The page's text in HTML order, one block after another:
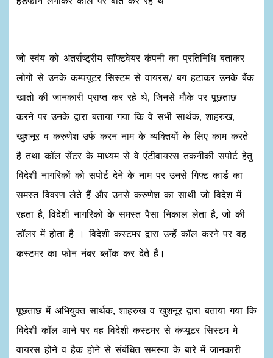
जो स्वंय को अंतर्राष्ट्रीय सॉफ्टवेयर कंपनी का प्रतिनिधि बताकर
लोगो से उनके कम्पयूटर सिस्टम से वायरस/ बग हटाकर उनके बैंक
खातो की जानकारी प्राप्त कर रहे थे, जिनसे मौके पर पूछताछ
करने पर उनके द्वारा बताया गया कि वे सभी सार्थक, शाहरुख,
खुशनूर व करुणेश उर्फ करन नाम के व्यक्तियों के लिए काम करते
है तथा कॉल सेंटर के माध्यम से वे एंटीवायरस तकनीकी सपोर्ट हेतु
विदेशी नागरिकों को सपोर्ट देने के नाम पर उनसे गिफ्ट कार्ड का
समस्त विवरण लेते हैं और उनसे करुणेश का साथी जो विदेश में
रहता है, विदेशी नागरिको के समस्त पैसा निकाल लेता है, जो की
डॉलर में होता है । विदेशी कस्टमर द्वारा उन्हें कॉल करने पर वह
कस्टमर का फोन नंबर ब्लॉक कर देते हैं।
पूछताछ में अभियुक्त सार्थक, शाहरुख व खुशनूर द्वारा बताया गया कि
विदेशी कॉल आने पर वह विदेशी कस्टमर से कंप्यूटर सिस्टम मे
वायरस होने व हैक होने से संबंधित समस्या के बारे में जानकारी